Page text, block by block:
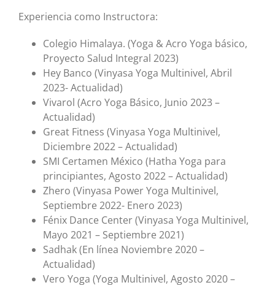
Experiencia como Instructora:
Colegio Himalaya. (Yoga & Acro Yoga básico,
Proyecto Salud Integral 2023)
Hey Banco (Vinyasa Yoga Multinivel, Abril
2023- Actualidad)
Vivarol (Acro Yoga Básico, Junio 2023 –
Actualidad)
Great Fitness (Vinyasa Yoga Multinivel,
Diciembre 2022 – Actualidad)
SMI Certamen México (Hatha Yoga para
principiantes, Agosto 2022 – Actualidad)
Zhero (Vinyasa Power Yoga Multinivel,
Septiembre 2022- Enero 2023)
Fénix Dance Center (Vinyasa Yoga Multinivel,
Mayo 2021 – Septiembre 2021)
Sadhak (En línea Noviembre 2020 –
Actualidad)
Vero Yoga (Yoga Multinivel, Agosto 2020 –